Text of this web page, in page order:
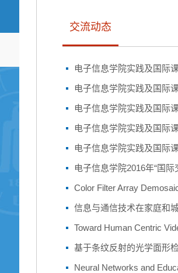
交流动态
电子信息学院实践及国际
电子信息学院实践及国际
电子信息学院实践及国际
电子信息学院实践及国际
电子信息学院实践及国际
电子信息学院2016年“国
Color Filter Array
信息与通信技术在家庭和
Toward Human Centric
基于条纹反射的光学面形
Neural Networks and